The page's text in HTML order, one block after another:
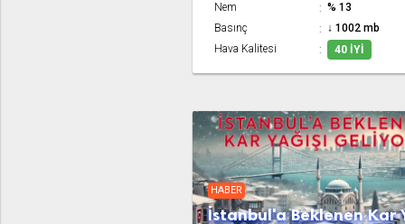
Nem
% 13
Basınç
↓ 1002 mb
Hava Kalitesi
40 İYI
HABER
İstanbul'a Beklenen Kar